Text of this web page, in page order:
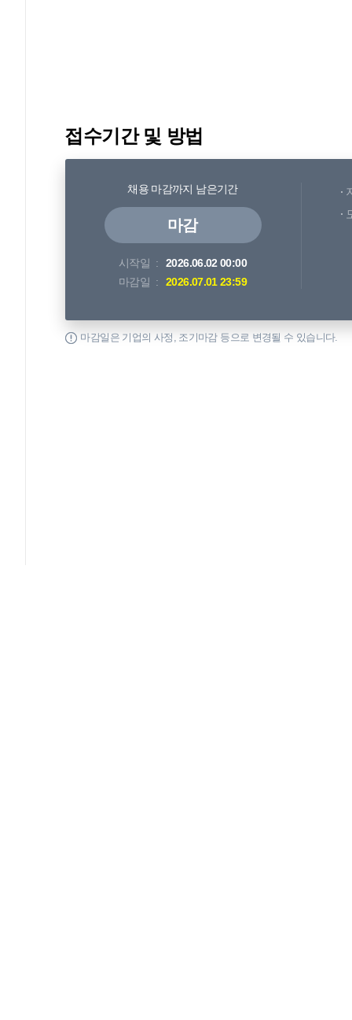
접수기간 및 방법
채용 마감까지 남은기간
마감
시작일
2026.06.02 00:00
마감일
2026.07.01 23:59
마감일은 기업의 사정, 조기마감 등으로 변경될 수 있습니다.